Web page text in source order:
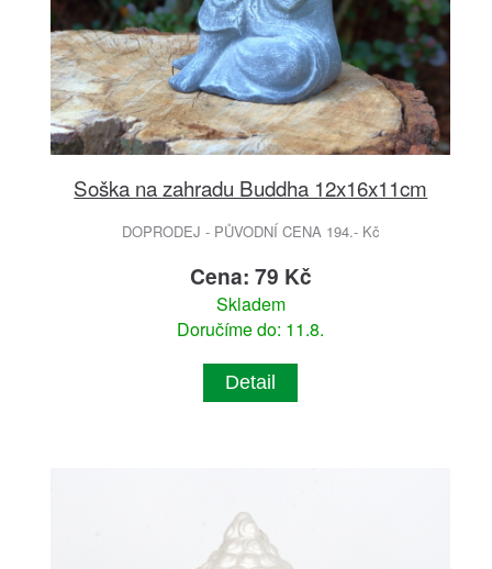
Soška na zahradu Buddha 12x16x11cm
DOPRODEJ - PŮVODNÍ CENA 194.- Kč
Cena: 79 Kč
Skladem
Doručíme do: 11.8.
Detail